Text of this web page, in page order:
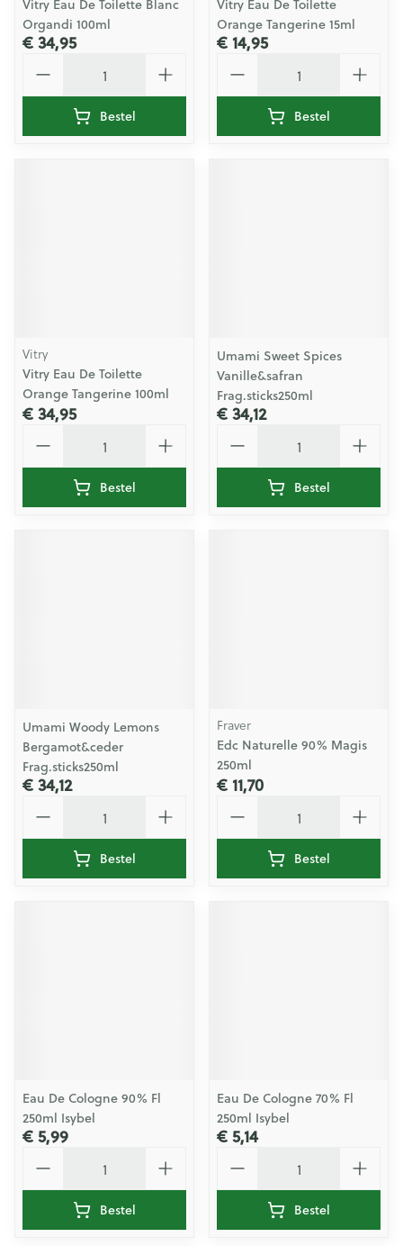
Vitry Eau De Toilette Blanc
Organdi 100ml
€ 34,95
Bestel
Vitry Eau De Toilette
Orange Tangerine 15ml
€ 14,95
Bestel
Vitry
Vitry Eau De Toilette
Orange Tangerine 100ml
€ 34,95
Bestel
Umami Sweet Spices
Vanille&safran
Frag.sticks250ml
€ 34,12
Bestel
Umami Woody Lemons
Bergamot&ceder
Frag.sticks250ml
€ 34,12
Bestel
Fraver
Edc Naturelle 90% Magis
250ml
€ 11,70
Bestel
Eau De Cologne 90% Fl
250ml Isybel
€ 5,99
Bestel
Eau De Cologne 70% Fl
250ml Isybel
€ 5,14
Bestel